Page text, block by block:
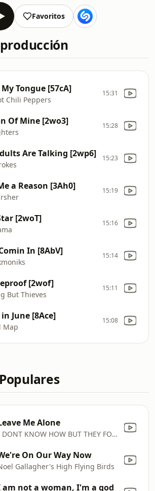
Favoritos
Tongue [57cA]
Chili Peppers
15:31
Of Mine [2wo3] 15:28
Are Talking [2wp6] 15:23
a Reason [3Ah0] 15:19
[2woT] 15:16
In [8AbV] 15:14
[2wof]
But Thieves
15:11
June [8Ace]
Map
15:08
Me Alone
I DONT KNOW HOW BUT THEY FOUND ME
On Our Way Now
Gallagher's High Flying Birds
am not a woman, I'm a god